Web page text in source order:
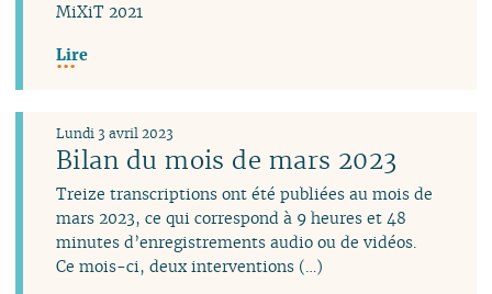
MiXiT 2021
Lire
Bilan du mois de mars 2023
Lundi 3 avril 2023
Treize transcriptions ont été publiées au mois de
mars 2023, ce qui correspond à 9 heures et 48
minutes d’enregistrements audio ou de vidéos.
Ce mois-ci, deux interventions (…)